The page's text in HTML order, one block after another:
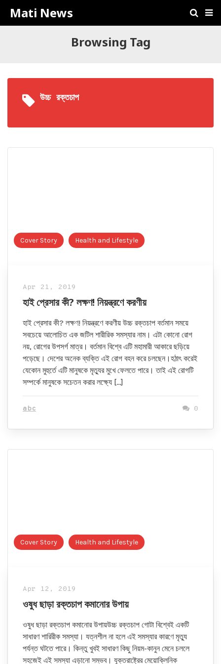
Mati News
Browsing Tag
উচ্চ রক্তচাপ
Cover Story Health and Lifestyle
Apr 21, 2019
হাই প্রেসার কী? লক্ষণ! নিয়ন্ত্রণে করণীয়
হাই প্রেসার কী? লক্ষণ! নিয়ন্ত্রণে করণীয় উচ্চ রক্তচাপ বর্তমান সময়ে
সবচেয়ে আলোচিত এক জটিল শারীরিক সমস্যার নাম। এটা কোনো রোগ
নয়, রোগের উপসর্গ মাত্র। বর্তমান বিশ্বে এটি মহামারী আকারে ছড়িয়ে
পড়েছে। দেশের অনেক ব্যক্তি এই রোগ বহন করে চলছেন।হঠাৎ করেই
যেকোন মুহুর্তে এটি মানুষকে মৃত্যুর মুখে ফেলতে পারে। তাই এই রোগটি
সম্পর্কে মানুষকে সচেতন করার লক্ষ্যে […]
abc 0
Cover Story Health and Lifestyle
Apr 12, 2019
ওষুধ ছাড়া রক্তচাপ কমানোর উপায়
ওষুধ ছাড়া রক্তচাপ কমানোর উপায়উচ্চ রক্তচাপ গোটা বিশ্বেই একটি
সাধারণ শারিরীক সমস্যা। যত্নশীল না হলে এই সমস্যার কারণে মৃত্যু
পর্যন্ত ঘটতে পারে। কিন্তু খুবই সাধারণ কিছু নিয়ম-কানুন মেনে চললে
সহজেই এই সমস্যা এড়ানো সম্ভব। যুক্তরাষ্ট্রের মেয়োক্লিনিক